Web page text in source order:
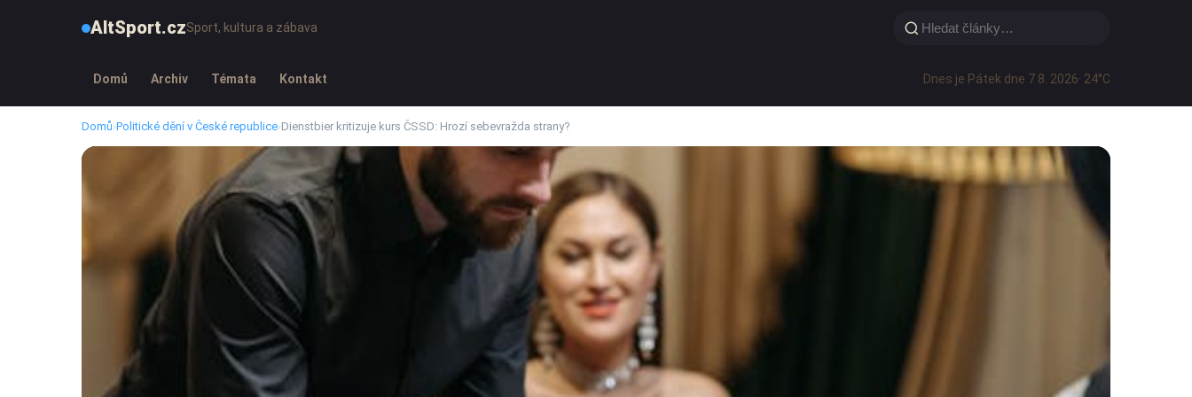
AltSport.czSport, kultura a zábava
Domů Archiv Témata Kontakt Dnes je Pátek dne 7 8. 2026· 24°C
Domů›Politické dění v České republice›Dienstbier kritizuje kurs ČSSD: Hrozí sebevražda strany?